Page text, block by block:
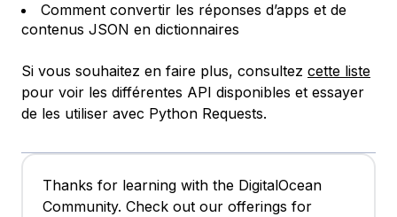
Comment convertir les réponses d’apps et de
contenus JSON en dictionnaires
Si vous souhaitez en faire plus, consultez cette liste
pour voir les différentes API disponibles et essayer
de les utiliser avec Python Requests.
Thanks for learning with the DigitalOcean
Community. Check out our offerings for